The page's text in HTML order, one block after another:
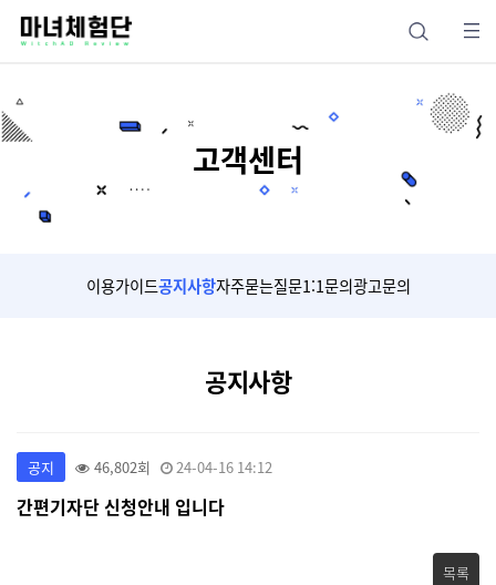
고객센터
이용가이드공지사항자주묻는질문1:1문의광고문의
공지사항
공지 46,802회 24-04-16 14:12
간편기자단 신청안내 입니다
목록